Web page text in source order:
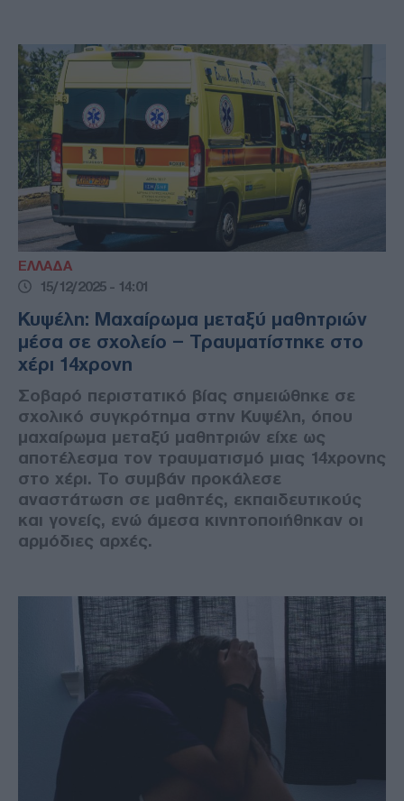
ΕΛΛΑΔΑ
15/12/2025 - 14:01
Κυψέλη: Μαχαίρωμα μεταξύ μαθητριών
μέσα σε σχολείο – Τραυματίστηκε στο
χέρι 14χρονη
Σοβαρό περιστατικό βίας σημειώθηκε σε
σχολικό συγκρότημα στην Κυψέλη, όπου
μαχαίρωμα μεταξύ μαθητριών είχε ως
αποτέλεσμα τον τραυματισμό μιας 14χρονης
στο χέρι. Το συμβάν προκάλεσε
αναστάτωση σε μαθητές, εκπαιδευτικούς
και γονείς, ενώ άμεσα κινητοποιήθηκαν οι
αρμόδιες αρχές.